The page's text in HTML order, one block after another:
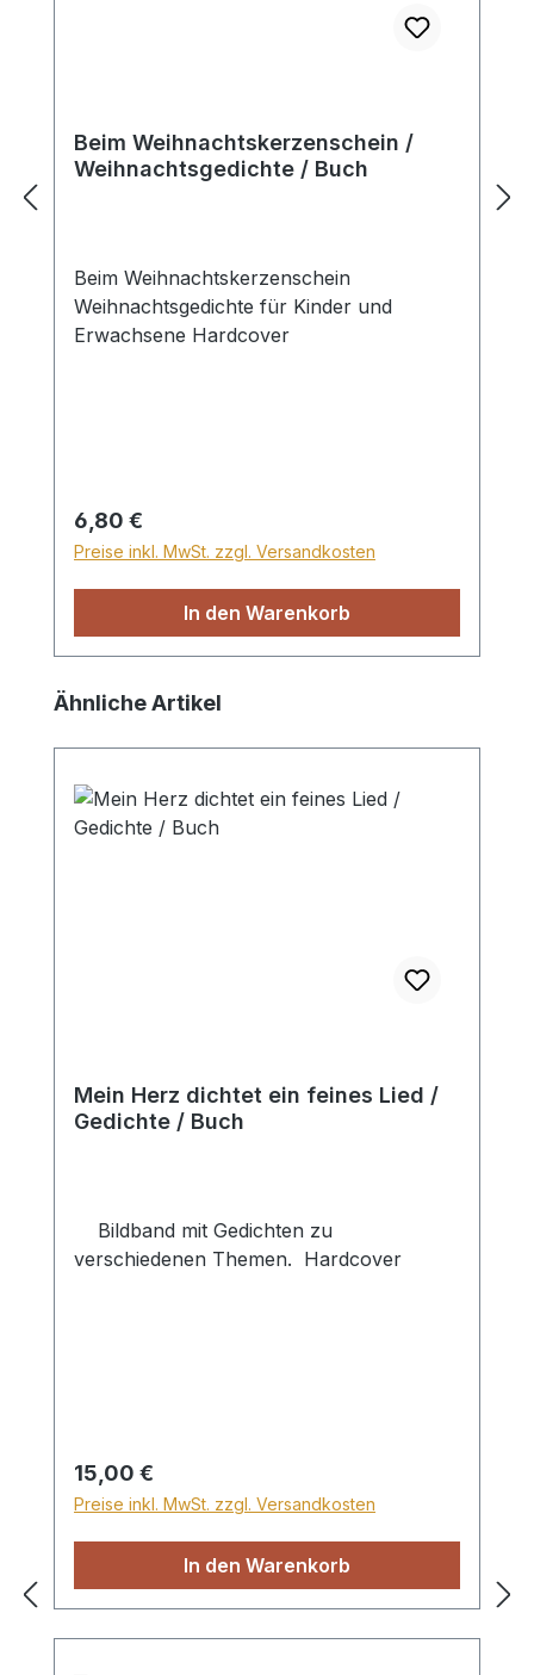
Beim Weihnachtskerzenschein /
Weihnachtsgedichte / Buch
Beim Weihnachtskerzenschein
Weihnachtsgedichte für Kinder und
Erwachsene Hardcover
Regulärer Preis:
6,80 €
Preise inkl. MwSt. zzgl. Versandkosten
In den Warenkorb
Produktgalerie überspringen
Ähnliche Artikel
Mein Herz dichtet ein feines Lied /
Gedichte / Buch
Bildband mit Gedichten zu
verschiedenen Themen. Hardcover
Regulärer Preis:
15,00 €
Preise inkl. MwSt. zzgl. Versandkosten
In den Warenkorb